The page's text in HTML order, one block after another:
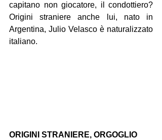
capitano non giocatore, il condottiero?
Origini straniere anche lui, nato in
Argentina, Julio Velasco è naturalizzato
italiano.
ORIGINI STRANIERE, ORGOGLIO